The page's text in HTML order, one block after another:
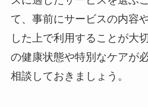
て、事前にサービスの内容
した上で利用することが大
の健康状態や特別なケアが
相談しておきましょう。